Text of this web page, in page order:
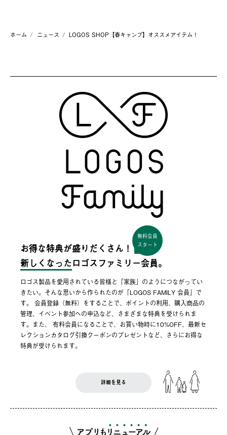
ホーム ニュース LOGOS SHOP【春キャンプ】オススメアイテム！
お得な特典が盛りだくさん！
無料会員
スタート
新しくなった ロゴスファミリー会員。
ロゴス製品を愛用されている皆様と「家族」のようにつながってい
きたい。そんな思いから作られたのが「LOGOS FAMILY 会員」で
す。 会員登録（無料）をすることで、ポイントの利用、購入商品の
管理、イベント参加への申込など、さまざまな特典を受けられま
す。また、 有料会員になることで、お買い物時に10%OFF、最新セ
レクションカタログ引換クーポンのプレゼントなど、さらにお得な
特典が受けられます。
詳細を見る